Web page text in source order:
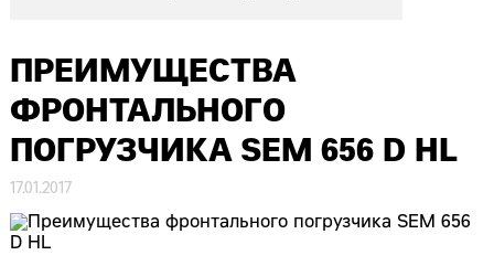
ПРЕИМУЩЕСТВА
ФРОНТАЛЬНОГО
ПОГРУЗЧИКА SEM 656 D HL
17.01.2017